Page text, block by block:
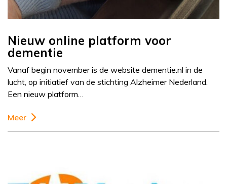
Nieuw online platform voor
dementie
Vanaf begin november is de website dementie.nl in de
lucht, op initiatief van de stichting Alzheimer Nederland.
Een nieuw platform…
Meer